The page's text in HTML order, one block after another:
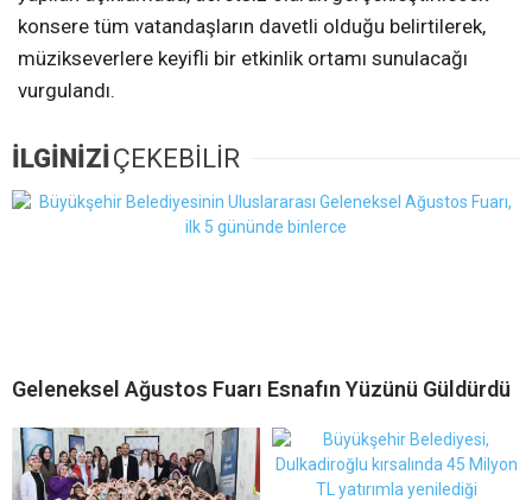
konsere tüm vatandaşların davetli olduğu belirtilerek,
müzikseverlere keyifli bir etkinlik ortamı sunulacağı
vurgulandı.
İLGİNİZİÇEKEBİLİR
Geleneksel Ağustos Fuarı Esnafın Yüzünü Güldürdü